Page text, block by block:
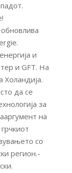
и
и GFT. На
Холандија.
да се
за
на
со
регион.-